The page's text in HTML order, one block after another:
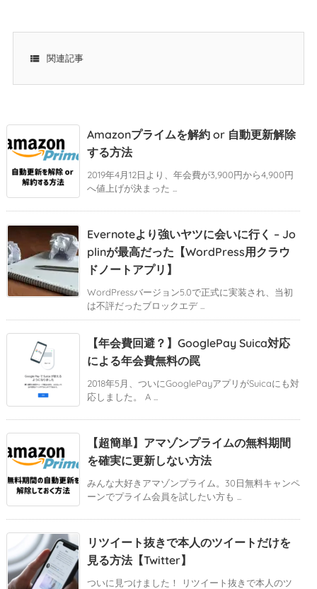
 関連記事
Amazonプライムを解約 or 自動更新解除
する方法
2019年4月12日より、年会費が3,900円から4,900円
へ値上げが決まった ...
Evernoteより強いヤツに会いに行く – Jo
plinが最高だった【WordPress用クラウ
ドノートアプリ】
WordPressバージョン5.0で正式に実装され、当初
は不評だったブロックエデ ...
【年会費回避？】GooglePay Suica対応
による年会費無料の罠
2018年5月、ついにGooglePayアプリがSuicaにも対
応しました。 A ...
【超簡単】アマゾンプライムの無料期間
を確実に更新しない方法
みんな大好きアマゾンプライム。30日無料キャンペ
ーンでプライム会員を試したい方も ...
リツイート抜きで本人のツイートだけを
見る方法【Twitter】
ついに見つけました！ リツイート抜きで本人のツ